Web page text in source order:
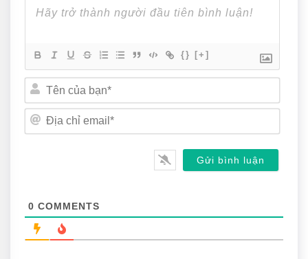
{} [+]
bạn*
0 COMMENTS